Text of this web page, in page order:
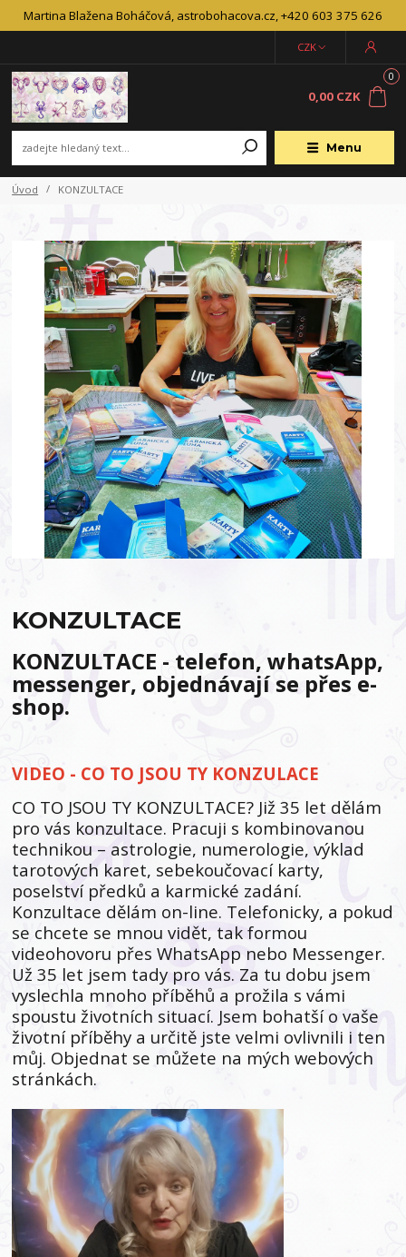
Martina Blažena Boháčová, astrobohacova.cz, +420 603 375 626
Menu
CZK
0
0,00 CZK
Úvod KONZULTACE
KONZULTACE
KONZULTACE - telefon, whatsApp,
messenger, objednávají se přes e-
shop.
VIDEO - CO TO JSOU TY KONZULACE
CO TO JSOU TY KONZULTACE? Již 35 let dělám
pro vás konzultace. Pracuji s kombinovanou
technikou – astrologie, numerologie, výklad
tarotových karet, sebekoučovací karty,
poselství předků a karmické zadání.
Konzultace dělám on-line. Telefonicky, a pokud
se chcete se mnou vidět, tak formou
videohovoru přes WhatsApp nebo Messenger.
Už 35 let jsem tady pro vás. Za tu dobu jsem
vyslechla mnoho příběhů a prožila s vámi
spoustu životních situací. Jsem bohatší o vaše
životní příběhy a určitě jste velmi ovlivnili i ten
můj. Objednat se můžete na mých webových
stránkách.